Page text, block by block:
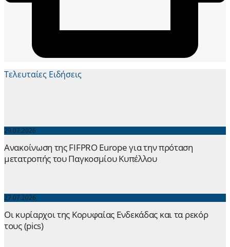
Τελευταίες Ειδήσεις
29.07.2026
Ανακοίνωση της FIFPRO Europe για την πρόταση
μετατροπής του Παγκοσμίου Κυπέλλου
27.07.2026
Οι κυρίαρχοι της Κορυφαίας Ενδεκάδας και τα ρεκόρ
τους (pics)